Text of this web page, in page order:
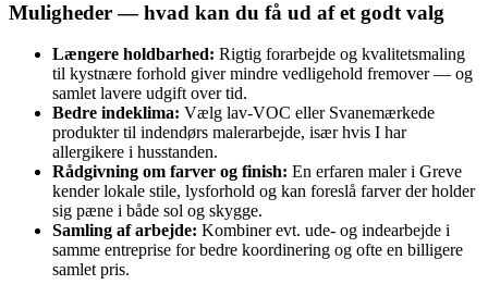
Muligheder — hvad kan du få ud af et godt valg
Længere holdbarhed: Rigtig forarbejde og kvalitetsmaling
til kystnære forhold giver mindre vedligehold fremover — og
samlet lavere udgift over tid.
Bedre indeklima: Vælg lav‑VOC eller Svanemærkede
produkter til indendørs malerarbejde, især hvis I har
allergikere i husstanden.
Rådgivning om farver og finish: En erfaren maler i Greve
kender lokale stile, lysforhold og kan foreslå farver der holder
sig pæne i både sol og skygge.
Samling af arbejde: Kombiner evt. ude- og indearbejde i
samme entreprise for bedre koordinering og ofte en billigere
samlet pris.